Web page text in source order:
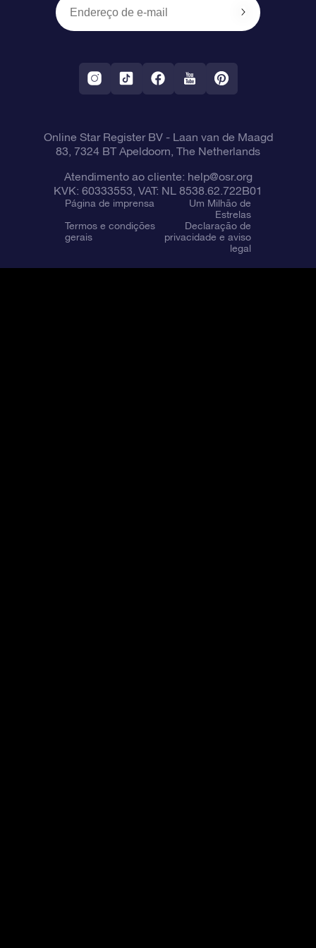
OSR Starsaver
Aplicativo RV Fly me to the stars
Política de devolução
Constelações
Online Star Register BV- Laan van de Maagd
83, 7324 BT Apeldoorn, The Netherlands
Atendimento ao cliente: help@osr.org
KVK: 60333553, VAT: NL 8538.62.722B01
Página de imprensa
Um Milhão de
Estrelas
Termos e condições
gerais
Declaração de
privacidade e aviso
legal